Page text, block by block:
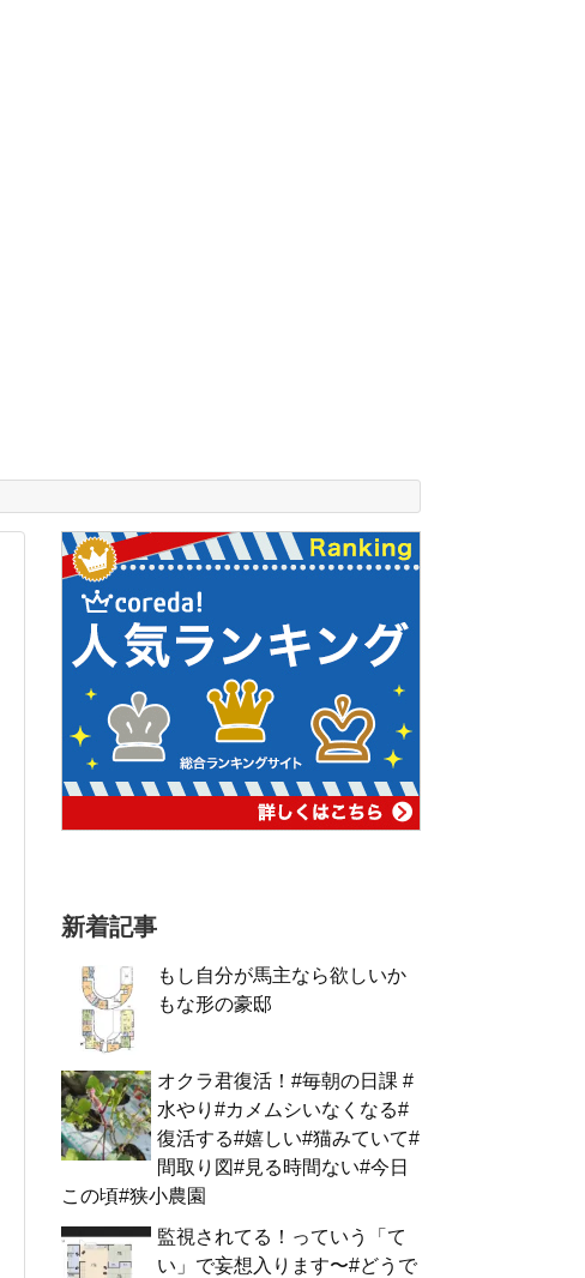
新着記事
もし自分が馬主なら欲しいか
もな形の豪邸
オクラ君復活！#毎朝の日課 #
水やり#カメムシいなくなる#
復活する#嬉しい#猫みていて#
間取り図#見る時間ない#今日
この頃#狭小農園
監視されてる！っていう「て
い」で妄想入ります〜#どうで